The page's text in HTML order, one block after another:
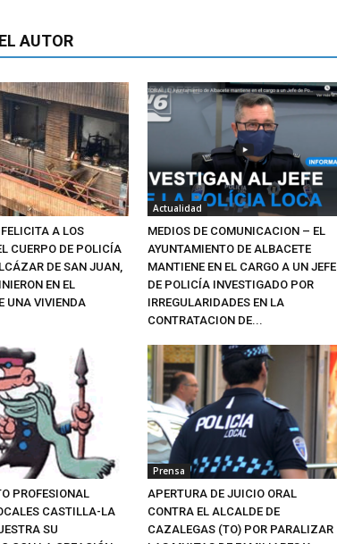
AUTOR
A LOS
CUERPO DE POLICÍA
DE SAN JUAN,
EN EL
UNA VIVIENDA
Actualidad
MEDIOS DE COMUNICACION – EL
AYUNTAMIENTO DE ALBACETE
MANTIENE EN EL CARGO A UN JEFE
DE POLICÍA INVESTIGADO POR
IRREGULARIDADES EN LA
CONTRATACION DE...
PROFESIONAL
CASTILLA-LA
SU
Prensa
APERTURA DE JUICIO ORAL
CONTRA EL ALCALDE DE
CAZALEGAS (TO) POR PARALIZAR